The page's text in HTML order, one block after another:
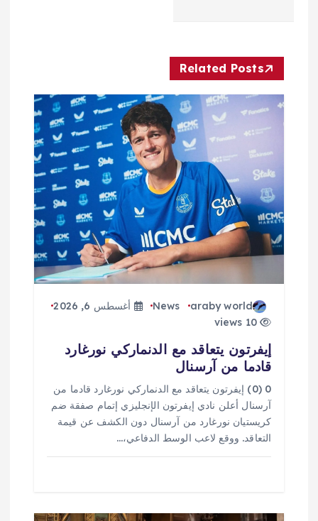
م
ق
ت
Related Posts
araby world
News
أغسطس 6, 2026
10 views
إيفرتون يتعاقد مع الدنماركي نورغارد
قادما من آرسنال
0 (0) إيفرتون يتعاقد مع الدنماركي نورغارد قادما من
آرسنال أعلن نادي إيفرتون الإنجليزي إتمام صفقة ضم
كريستيان نورغارد من آرسنال دون الكشف عن قيمة
التعاقد. ووقع لاعب الوسط الدفاعي،…